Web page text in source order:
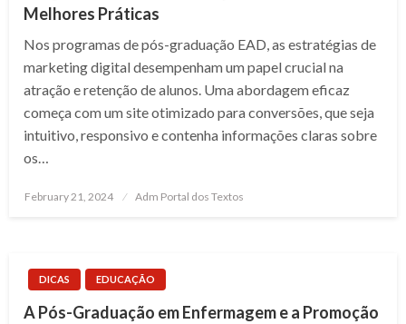
Melhores Práticas
Nos programas de pós-graduação EAD, as estratégias de
marketing digital desempenham um papel crucial na
atração e retenção de alunos. Uma abordagem eficaz
começa com um site otimizado para conversões, que seja
intuitivo, responsivo e contenha informações claras sobre
os…
Posted
February 21, 2024 Adm Portal dos Textos
DICAS EDUCAÇÃO
A Pós-Graduação em Enfermagem e a Promoção